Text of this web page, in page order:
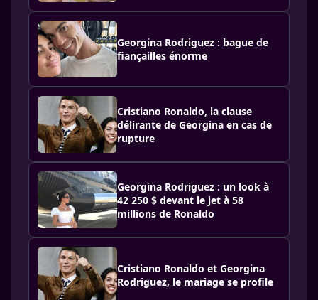
Georgina Rodriguez : bague de
fiançailles énorme
Cristiano Ronaldo, la clause
délirante de Georgina en cas de
rupture
Georgina Rodriguez : un look à
42 250 $ devant le jet à 58
millions de Ronaldo
Cristiano Ronaldo et Georgina
Rodriguez, le mariage se profile